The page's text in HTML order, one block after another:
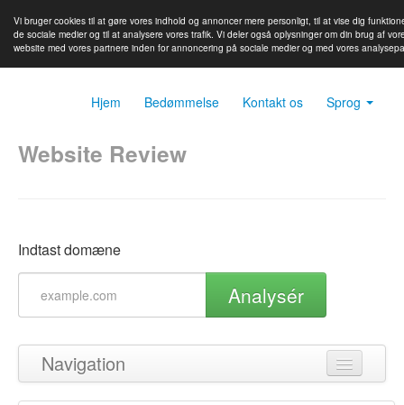
Vi bruger cookies til at gøre vores indhold og annoncer mere personligt, til at vise dig
de sociale medier og til at analysere vores trafik. Vi deler også oplysninger om din brug af
website med vores partnere inden for annoncering på sociale medier og med vores
Hjem Bedømmelse Kontakt os Sprog
Website Review
Indtast domæne
Analysér
Navigation
Tilbage til toppen